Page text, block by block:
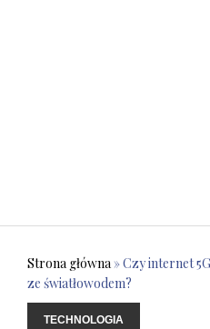
Strona główna»Czy internet
ze światłowodem?
TECHNOLOGIA